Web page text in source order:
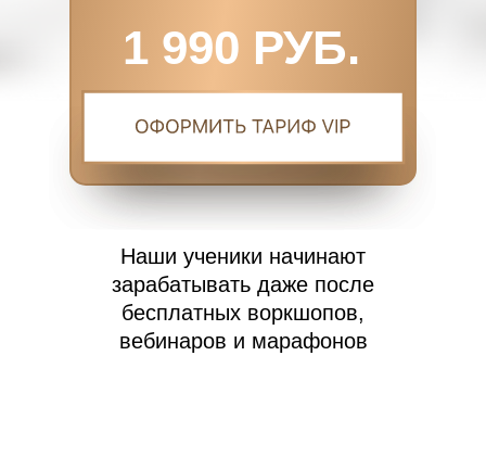
Наши ученики начинают
зарабатывать даже после
бесплатных воркшопов,
вебинаров и марафонов
1 990 РУБ.